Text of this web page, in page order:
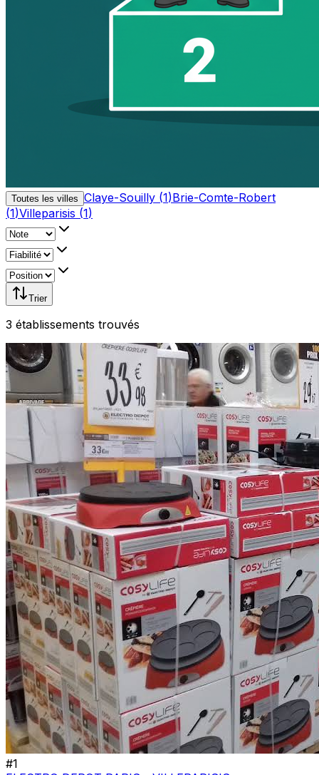
Toutes les villes Claye-Souilly (1)Brie-Comte-Robert
(1)Villeparisis (1)
Trier
3 établissements trouvés
#1